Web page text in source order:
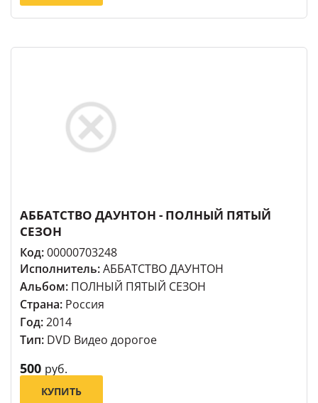
АББАТСТВО ДАУНТОН - ПОЛНЫЙ ПЯТЫЙ
СЕЗОН
Код:00000703248
Исполнитель:АББАТСТВО ДАУНТОН
Альбом: ПОЛНЫЙ ПЯТЫЙ СЕЗОН
Страна: Россия
Год:2014
Тип: DVD Видео дорогое
500 руб.
КУПИТЬ